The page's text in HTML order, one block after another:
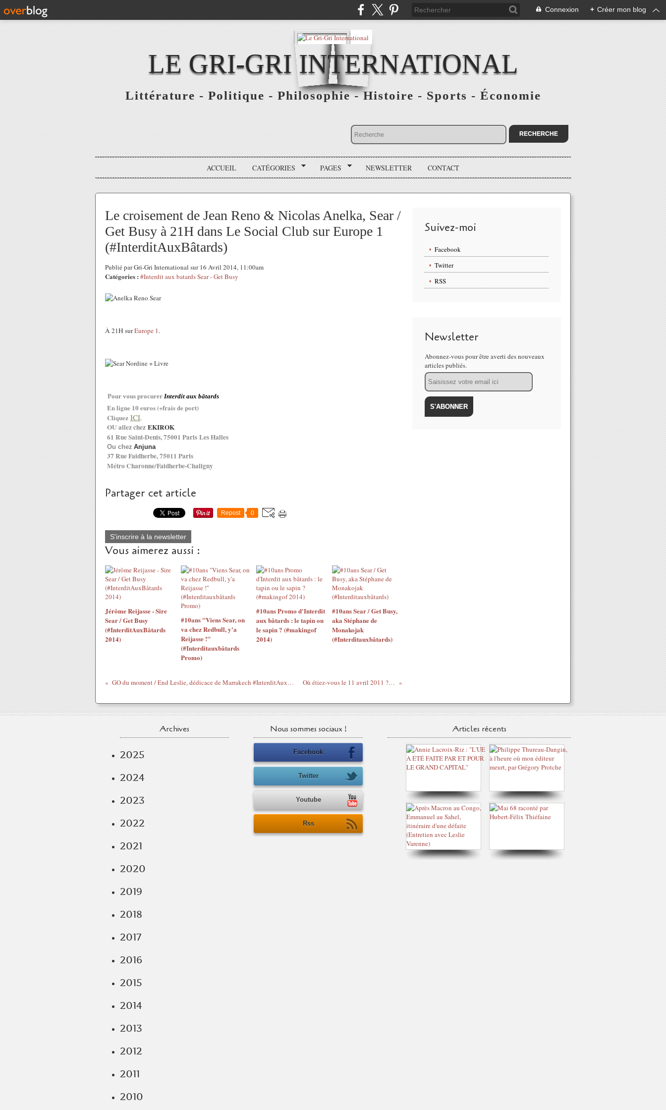
Connexion + Créer mon blog
LE GRI-GRI INTERNATIONAL
Littérature - Politique - Philosophie - Histoire - Sports - Économie
ACCUEIL CATÉGORIES PAGES NEWSLETTER CONTACT
Le croisement de Jean Reno & Nicolas Anelka, Sear /
Get Busy à 21H dans Le Social Club sur Europe 1
(#InterditAuxBâtards)
Publié par Gri-Gri International sur 16 Avril 2014, 11:00am
Catégories : #Interdit aux batards Sear - Get Busy
À 21H surEurope 1.
Pour vous procurer Interdit aux bâtards
En ligne 10 euros (+frais de port)
Cliquez ICI.
OU allez chez EKIROK
61 Rue Saint-Denis, 75001 Paris Les Halles
Ou chez Anjuna
37 Rue Faidherbe, 75011 Paris
Métro Charonne/Faidherbe-Chaligny
Partager cet article
Repost 0
S'inscrire à la newsletter
Vous aimerez aussi :
Jérôme Reijasse - Sire
Sear / Get Busy
(#InterditAuxBâtards
2014)
#10ans "Viens Sear, on
va chez Redbull, y'a
Reijasse !"
(#Interditauxbâtards
Promo)
#10ans Promo d'Interdit
aux bâtards : le tapin ou
le sapin ? (#makingof
2014)
#10ans Sear / Get Busy,
aka Stéphane de
Monakojak
(#Interditauxbâtards)
GO du moment / End Leslie, dédicace de Marrakech #InterditAuxBâtards Où étiez-vous le 11 avril 2011 ? # 11
Suivez-moi
Facebook
Twitter
RSS
Newsletter
Abonnez-vous pour être averti des nouveaux
articles publiés.
Email
Archives
2025
2024
2023
2022
2021
2020
2019
2018
2017
2016
2015
2014
2013
2012
2011
2010
Nous sommes sociaux !
Facebook
Twitter
Youtube
Rss
Articles récents